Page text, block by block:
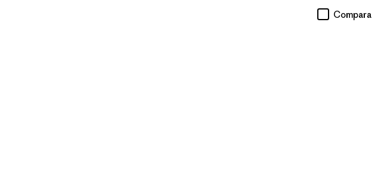
Compara